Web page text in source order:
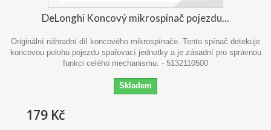
DeLonghi Koncový mikrospínač pojezdu...
Originální náhradní díl koncového mikrospínače. Tento spínač detekuje
koncovou polohu pojezdu spařovací jednotky a je zásadní pro správnou
funkci celého mechanismu. - 5132110500
Skladem
179 Kč